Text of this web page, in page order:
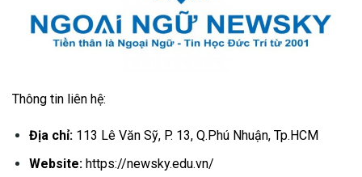
Thông tin liên hệ:
Địa chỉ:113 Lê Văn Sỹ, P. 13, Q.Phú Nhuận, Tp.HCM
Website:https://newsky.edu.vn/